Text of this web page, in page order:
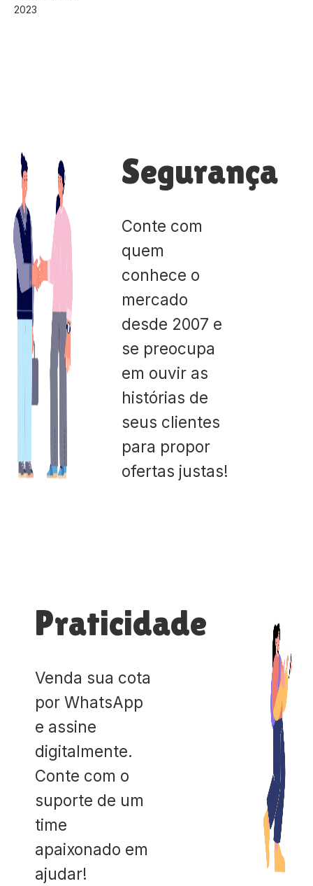
2023
Segurança
Conte com
quem
conhece o
mercado
desde 2007 e
se preocupa
em ouvir as
histórias de
seus clientes
para propor
ofertas justas!
Praticidade
Venda sua cota
por WhatsApp
e assine
digitalmente.
Conte com o
suporte de um
time
apaixonado em
ajudar!